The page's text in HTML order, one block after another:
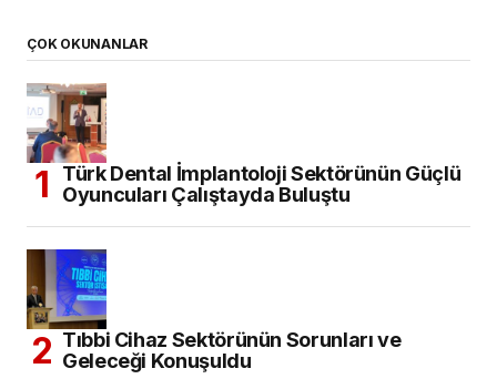
ÇOK OKUNANLAR
Türk Dental İmplantoloji Sektörünün Güçlü
Oyuncuları Çalıştayda Buluştu
Tıbbi Cihaz Sektörünün Sorunları ve
Geleceği Konuşuldu